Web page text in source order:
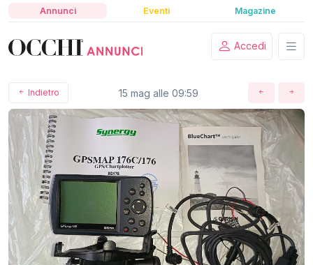
Annunci Eventi Magazine
Accedi
Indietro 15 mag alle 09:59